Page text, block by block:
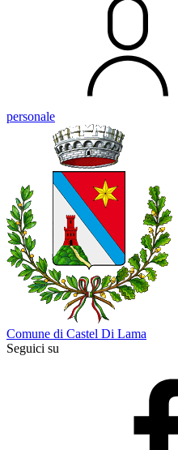
personale
Comune di Castel Di Lama
Seguici su